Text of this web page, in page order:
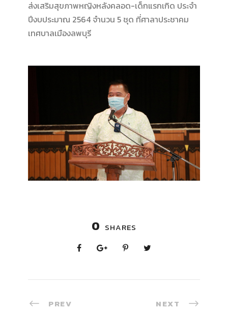
ส่งเสริมสุขภาพหญิงหลังคลอด-เด็กแรกเกิด ประจำ
ปีงบประมาณ 2564 จำนวน 5 ชุด ที่ศาลาประชาคม
เทศบาลเมืองลพบุรี
0 SHARES
PREV NEXT